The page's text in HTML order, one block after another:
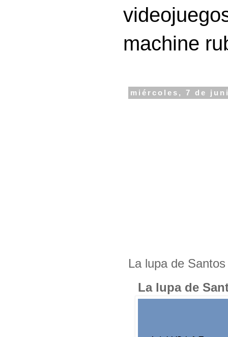
machine
miércoles, 7 de
La lupa de
La lupa de